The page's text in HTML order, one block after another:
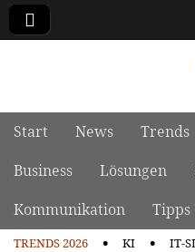
Main menu
Skip to content
Start News Trends
Business
Lösungen
Kommunikation
Tipps
TRENDS 2026 KI
IT-